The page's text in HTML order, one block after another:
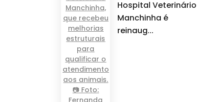
Hospital Veterinário
Manchinha é
reinaug...